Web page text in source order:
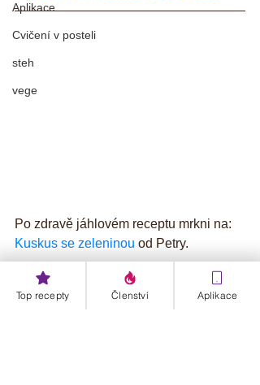
Aplikace
Cvičení v posteli
steh
vege
Po zdravě jáhlovém receptu mrkni na:
Kuskus se zeleninou od Petry.
#Jáhlysezeleninou
Snídaně
Top recepty Členství Aplikace